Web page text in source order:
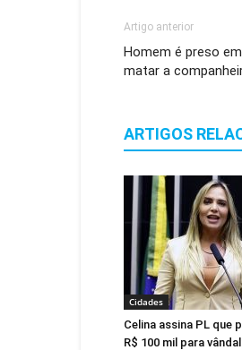
Artigo anterior
Homem é preso
matar a
ARTIGOS
Cidades
Celina assina PL que
R$ 100 mil para